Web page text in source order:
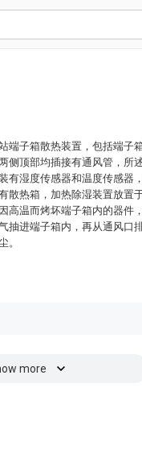
端子箱散热装置，包括端子
侧顶部均插接有通风管，所
有湿度传感器和温度传感器
散热箱，加热除湿装置放置
高温而烤坏端子箱内的器件
抽进端子箱内，再从通风口
。
more